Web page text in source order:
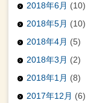
2018年6月 (10)
2018年5月 (10)
2018年4月 (5)
2018年3月 (2)
2018年1月 (8)
2017年12月 (6)